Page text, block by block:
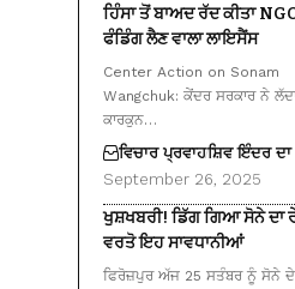
ਹਿੰਸਾ ਤੋਂ ਬਾਅਦ ਰੱਦ ਕੀਤਾ
ਫੰਡਿੰਗ ਲੈਣ ਵਾਲਾ ਲਾਇਸੈਂਸ
Center Action on Sonam
Wangchuk: ਕੇਂਦਰ ਸਰਕਾਰ ਨੇ
ਕਾਰਕੁਨ…
ਵਿਚਾਰ ਪ੍ਰਵਾਹਸ਼ਿਵ ਇੰਦਰ ਦਾ
September 26, 2025
ਖੁਸ਼ਖਬਰੀ! ਡਿੱਗ ਗਿਆ ਸੋਨੇ ਦਾ
ਵਰਤੋ ਇਹ ਸਾਵਧਾਨੀਆਂ
ਫਿਰੋਜ਼ਪੁਰ ਅੱਜ 25 ਸਤੰਬਰ ਨੂੰ ਸੋਨੇ ਦੇ